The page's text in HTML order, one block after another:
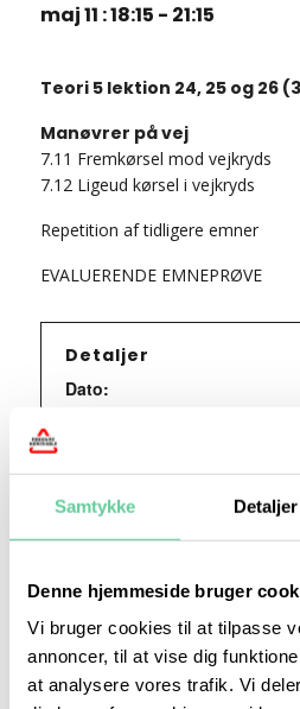
Samtykke Detaljer
Denne hjemmeside bruger
Vi bruger cookies til at tilpasse
annoncer, til at vise dig
at analysere vores trafik. Vi
maj 11 : 18:15 - 21:15
Teori 5 lektion 24, 25 og 26
Manøvrer på vej
7.11 Fremkørsel mod vejkryds
7.12 Ligeud kørsel i vejkryds
Repetition af tidligere emner
EVALUERENDE EMNEPRØVE
Detaljer
Dato:
Tidspunkt:
18:15 - 21:15
Teori 5 – onsdagshold
Begivenhed Kategori:
Teori 5 - mandagshold